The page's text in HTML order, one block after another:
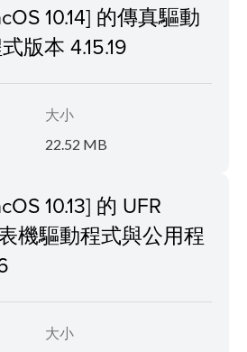
10.14] 的傳真驅動
版本 4.15.19
大小
22.52 MB
10.13] 的 UFR
機驅動程式與公用程
大小